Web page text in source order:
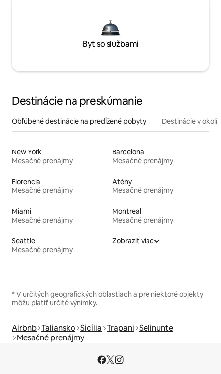
Byt so službami
Destinácie na preskúmanie
Obľúbené destinácie na predĺžené pobyty Destinácie v okolí
New York
Mesačné prenájmy
Barcelona
Mesačné prenájmy
Florencia
Mesačné prenájmy
Atény
Mesačné prenájmy
Miami
Mesačné prenájmy
Montreal
Mesačné prenájmy
Seattle
Mesačné prenájmy
Zobraziť viac
* V určitých geografických oblastiach a pre niektoré objekty
môžu platiť určité výnimky.
Airbnb Taliansko Sicília Trapani Selinunte
Mesačné prenájmy